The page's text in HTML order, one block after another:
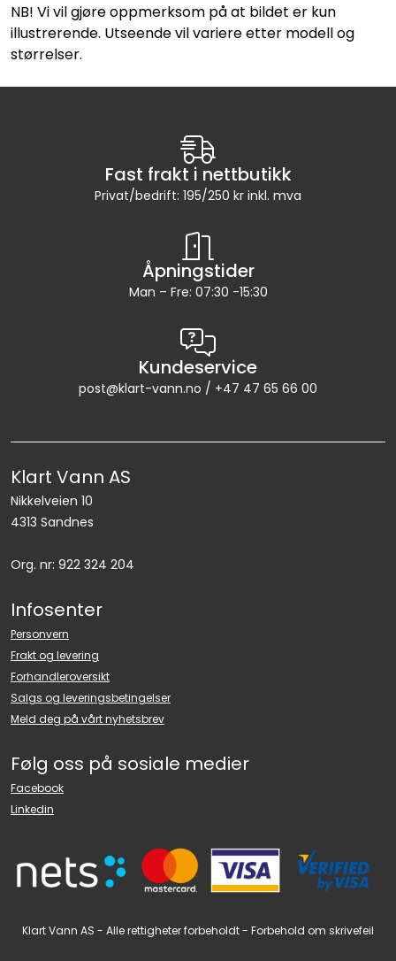
NB! Vi vil gjøre oppmerksom på at bildet er kun
illustrerende. Utseende vil variere etter modell og
størrelser.
Fast frakt i nettbutikk
Privat/bedrift: 195/250 kr inkl. mva
Åpningstider
Man – Fre: 07:30 -15:30
Kundeservice
post@klart-vann.no / +47 47 65 66 00
Klart Vann AS
Nikkelveien 10
4313 Sandnes
Org. nr: 922 324 204
Infosenter
Personvern
Frakt og levering
Forhandleroversikt
Salgs og leveringsbetingelser
Meld deg på vårt nyhetsbrev
Følg oss på sosiale medier
Facebook
Linkedin
Klart Vann AS - Alle rettigheter forbeholdt - Forbehold om skrivefeil